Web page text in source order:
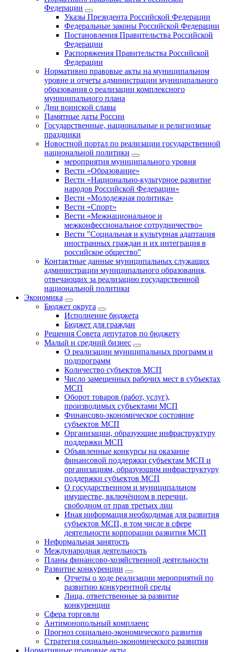
Федерации
Указы Президента Российской Федерации
Федеральные законы Российской Федерации
Постановления Правительства Российской
Федерации
Распоряжения Правительства Российской
Федерации
Нормативно правовые акты на муниципальном
уровне и отчеты администрации муниципального
образования о реализации комплексного
муниципального плана
Дни воинской славы
Памятные даты России
Государственные, национальные и религиозные
праздники
Новостной портал по реализации государственной
национальной политики
мероприятия муниципального уровня
Вести «Образование»
Вести «Национально-культурное развитие
народов Российской Федерации»
Вести «Молодежная политика»
Вести «Спорт»
Вести «Межнациональное и
межконфессиональное сотрудничество»
Вести "Социальная и культурная адаптация
иностранных граждан и их интеграция в
российское общество"
Контактные данные муниципальных служащих
администрации муниципального образования,
отвечающих за реализацию государственной
национальной политики
Экономика
Бюджет округa
Исполнение бюджета
Бюджет для граждан
Решения Совета депутатов по бюджету
Малый и средний бизнес
О реализации муниципальных программ и
подпрограмм
Количество субъектов МСП
Число замещенных рабочих мест в субъектах
МСП
Оборот товаров (работ, услуг),
производимых субъектами МСП
Финансово-экономическое состояние
субъектов МСП
Организации, образующие инфраструктуру
поддержки МСП
Объявленные конкурсы на оказание
финансовой поддержки субъектам МСП и
организациям, образующим инфраструктуру
поддержки субъектов МСП
О государственном и муниципальном
имуществе, включённом в перечни,
свободном от прав третьих лиц
Иная информация необходимая для развития
субъектов МСП, в том числе в сфере
деятельности корпорации развития МСП
Неформальная занятость
Международная деятельность
Планы финансово-хозяйственной деятельности
Развитие конкуренции
Отчеты о ходе реализации мероприятий по
развитию конкурентной среды
Лица, ответственные за развитие
конкуренции
Сфера торговли
Антимонопольный комплаенс
Прогноз социально-экономического развития
Стратегия социально-экономического развития
Нормативные правовые акты